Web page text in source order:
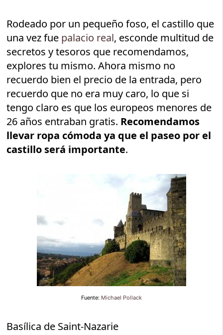
Rodeado por un pequeño foso, el castillo que
una vez fue palacio real, esconde multitud de
secretos y tesoros que recomendamos,
explores tu mismo. Ahora mismo no
recuerdo bien el precio de la entrada, pero
recuerdo que no era muy caro, lo que si
tengo claro es que los europeos menores de
26 años entraban gratis. Recomendamos
llevar ropa cómoda ya que el paseo por el
castillo será importante.
Fuente: Michael Pollack
Basílica de Saint-Nazarie